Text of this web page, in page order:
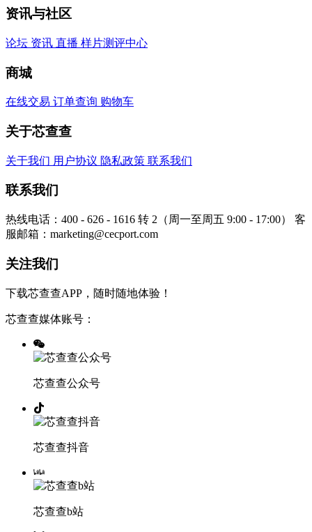
资讯与社区
论坛 资讯 直播 样片测评中心
商城
在线交易 订单查询 购物车
关于芯查查
关于我们 用户协议 隐私政策 联系我们
联系我们
热线电话：400 - 626 - 1616 转 2（周一至周五 9:00 - 17:00）
客
服邮箱：marketing@cecport.com
关注我们
下载芯查查APP，随时随地体验！
芯查查媒体账号：
芯查查公众号
芯查查抖音
芯查查b站